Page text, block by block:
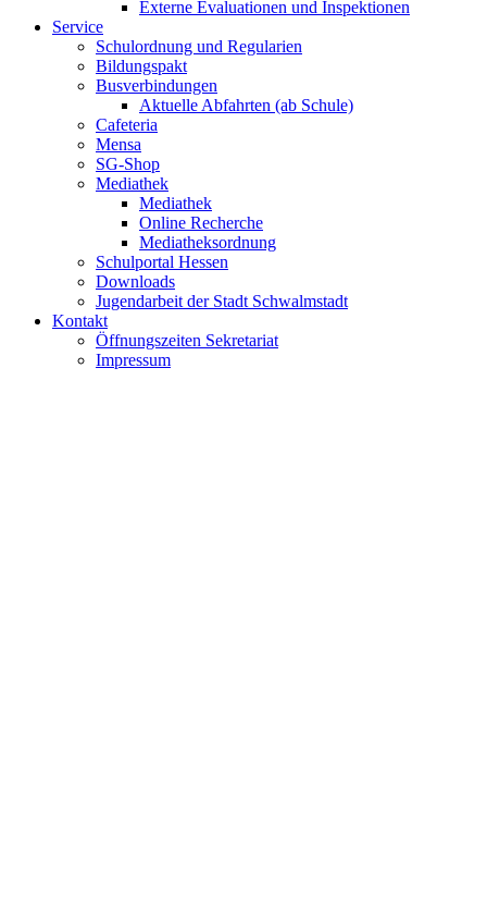
Externe Evaluationen und Inspektionen
Service
Schulordnung und Regularien
Bildungspakt
Busverbindungen
Aktuelle Abfahrten (ab Schule)
Cafeteria
Mensa
SG-Shop
Mediathek
Mediathek
Online Recherche
Mediatheksordnung
Schulportal Hessen
Downloads
Jugendarbeit der Stadt Schwalmstadt
Kontakt
Öffnungszeiten Sekretariat
Impressum